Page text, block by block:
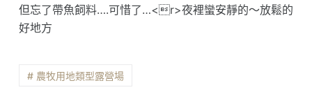
但忘了帶魚飼料….可惜了…<r>夜裡蠻安靜的～放鬆的
好地方
# 農牧用地類型露營場